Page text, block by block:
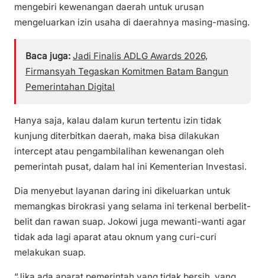
mengebiri kewenangan daerah untuk urusan
mengeluarkan izin usaha di daerahnya masing-masing.
Baca juga: Jadi Finalis ADLG Awards 2026,
Firmansyah Tegaskan Komitmen Batam Bangun
Pemerintahan Digital
Hanya saja, kalau dalam kurun tertentu izin tidak
kunjung diterbitkan daerah, maka bisa dilakukan
intercept atau pengambilalihan kewenangan oleh
pemerintah pusat, dalam hal ini Kementerian Investasi.
Dia menyebut layanan daring ini dikeluarkan untuk
memangkas birokrasi yang selama ini terkenal berbelit-
belit dan rawan suap. Jokowi juga mewanti-wanti agar
tidak ada lagi aparat atau oknum yang curi-curi
melakukan suap.